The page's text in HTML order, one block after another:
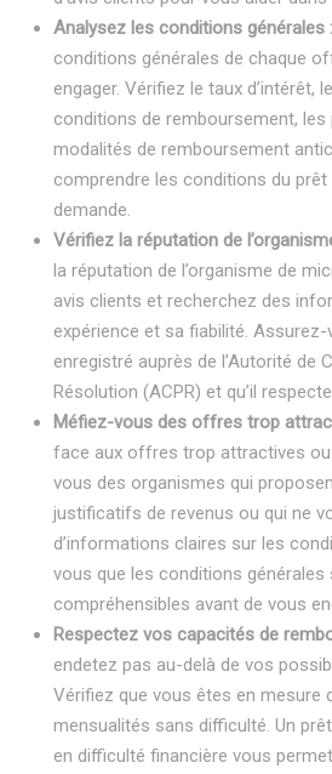
Analysez les conditions générales :
conditions générales de chaque
engager. Vérifiez le taux d’intérêt,
conditions de remboursement,
modalités de remboursement
comprendre les conditions du
demande.
Vérifiez la réputation de
la réputation de l’organisme de
avis clients et recherchez des
expérience et sa fiabilité.
enregistré auprès de l’Autorité de
Résolution (ACPR) et qu’il
Méfiez-vous des offres trop
face aux offres trop attractives
vous des organismes qui
justificatifs de revenus ou qui ne
d’informations claires sur les
vous que les conditions
compréhensibles avant de vous
Respectez vos capacités de
endetez pas au-delà de vos
Vérifiez que vous êtes en mesure
mensualités sans difficulté. Un
en difficulté financière vous